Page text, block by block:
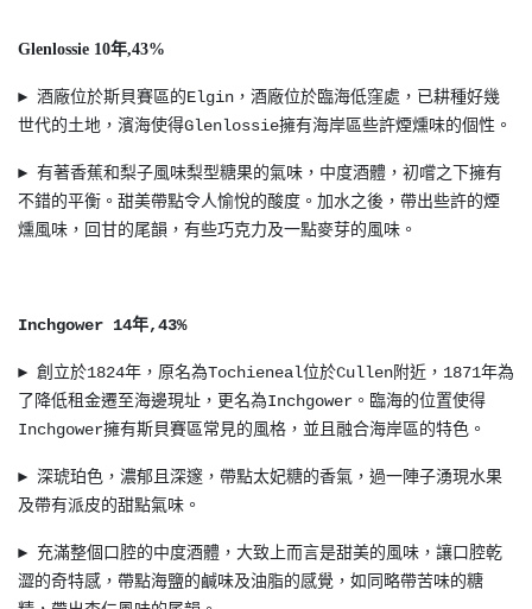
Glenlossie 10年,43%
► 酒廠位於斯貝賽區的Elgin，酒廠位於臨海低窪處，已耕種好幾
世代的土地，濱海使得Glenlossie擁有海岸區些許煙燻味的個性​。
► 有著香蕉和梨子風味梨型糖果的氣味，中度酒體，初嚐之下擁有
不錯的平衡。甜美帶點令人愉悅的酸度。加水之後，帶出些許的煙
燻風味，回甘的尾韻，有些巧克力及一點麥芽的風味。
Inchgower 14年,43%
► 創立於1824年，原名為Tochieneal位於Cullen附近，1871年為
了降低租金遷至海邊現址，更名為Inchgower。臨海的位置使得
Inchgower擁有斯貝賽區常見的風格，並且融合海岸區的特色。
► 深琥珀色，濃郁且深邃，帶點太妃糖的香氣，過一陣子湧現水果
及帶有派皮的甜點氣味。
► 充滿整個口腔的中度酒體，大致上而言是甜美的風味，讓口腔乾
澀的奇特感，帶點海鹽的鹹味及油脂的感覺，如同略帶苦味的糖